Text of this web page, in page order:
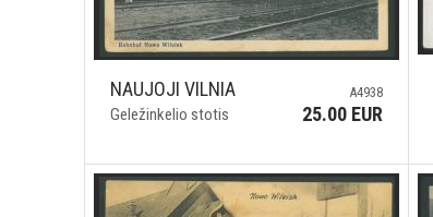
NAUJOJI VILNIA
Geležinkelio stotis
A4938
25.00 EUR